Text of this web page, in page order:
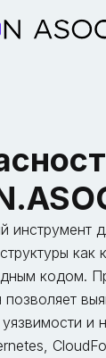
как
кодом.
позволяет
и